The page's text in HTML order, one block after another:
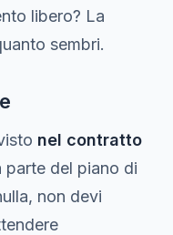
libero? La
sembri.
nel contratto
del piano di
non devi